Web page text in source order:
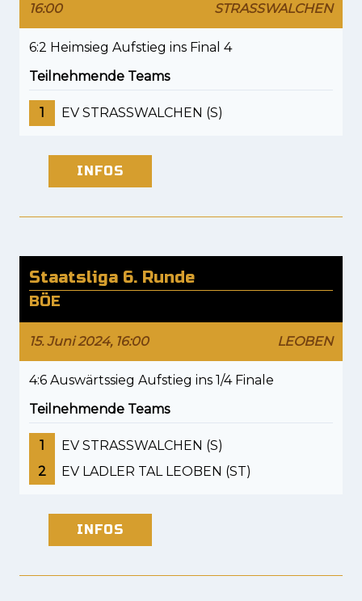
16:00
STRASSWALCHEN
6:2 Heimsieg Aufstieg ins Final 4
Teilnehmende Teams
1 EV STRASSWALCHEN (S)
INFOS
Staatsliga 6. Runde
BÖE
15. Juni 2024, 16:00 LEOBEN
4:6 Auswärtssieg Aufstieg ins 1/4 Finale
Teilnehmende Teams
1
EV STRASSWALCHEN (S)
2
EV LADLER TAL LEOBEN (ST)
INFOS